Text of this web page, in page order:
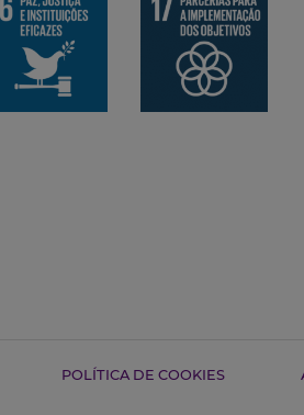
POLÍTICA DE COOKIES